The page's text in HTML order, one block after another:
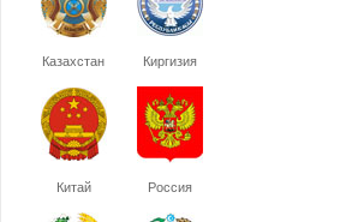
Казахстан Киргизия
Китай Россия